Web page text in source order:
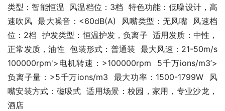
类型：智能恒温  风温档位：3档  特色功能：低噪设计，高
速吹风  最大噪音：<60dB(A)  风嘴类型：无风嘴  风速档
位：2档  护发类型：恒温护发，负离子  适用发质：中性，
正常发质，油性  包装形式：普通装  最大风速：21-50m/s
100000rpm'>电机转速：>100000rpm  5千万ions/m3’>
负离子量：>5千万ions/m3  最大功率：1500-1799W  风
嘴安装方式：磁吸式  适用场景：校园，家用，专业沙龙，
酒店